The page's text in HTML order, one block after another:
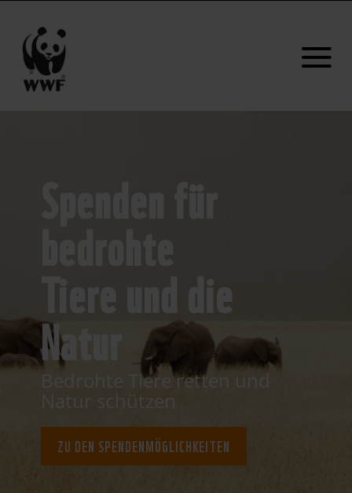
Tiere und die
Natur
Bedrohte Tiere retten und
Natur schützen
ZU DEN SPENDENMÖGLICHKEITEN